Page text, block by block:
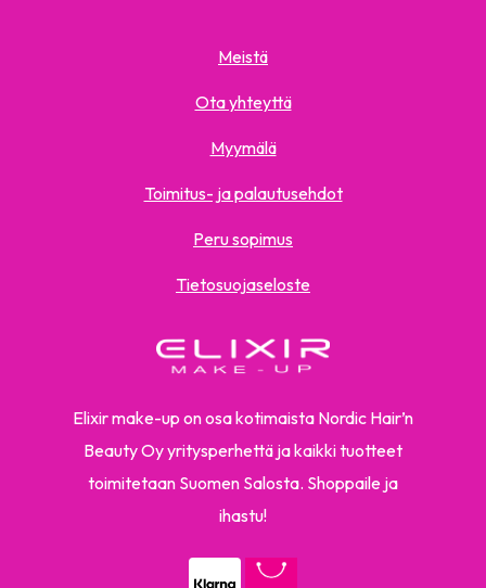
Elixir make-up on osa kotimaista Nordic Hair’n
Beauty Oy yritysperhettä ja kaikki tuotteet
toimitetaan Suomen Salosta. Shoppaile ja
ihastu!
Meistä
Ota yhteyttä
Myymälä
Toimitus- ja palautusehdot
Peru sopimus
Tietosuojaseloste